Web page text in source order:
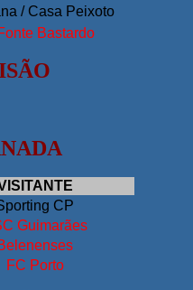
/ Casa Peixoto
Bastardo
CP
Guimarães
FC Porto